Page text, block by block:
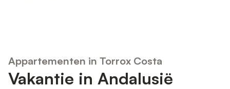
Appartementen in Torrox Costa
Vakantie in Andalusië